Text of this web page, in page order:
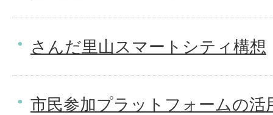
さんだ里山スマートシティ構想
市民参加プラットフォームの活